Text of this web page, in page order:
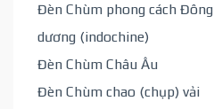
Đèn Chùm phong cách Đông
dương (indochine)
Đèn Chùm Châu Âu
Đèn Chùm chao (chụp) vải